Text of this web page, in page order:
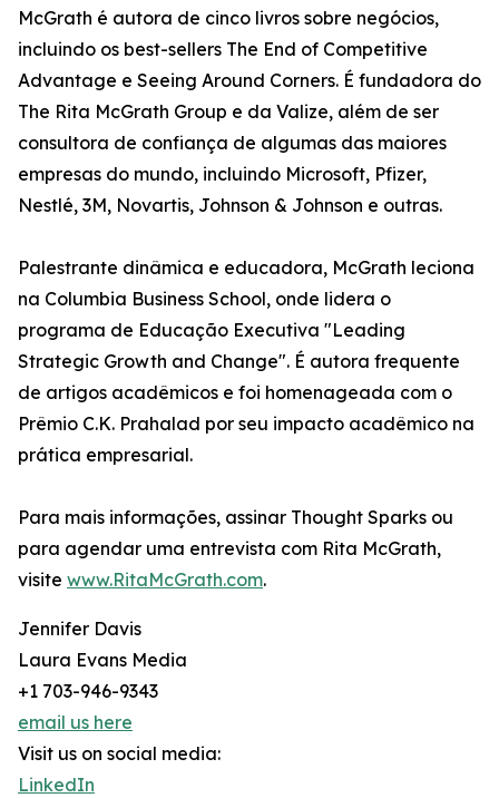
McGrath é autora de cinco livros sobre negócios,
incluindo os best-sellers The End of Competitive
Advantage e Seeing Around Corners. É fundadora do
The Rita McGrath Group e da Valize, além de ser
consultora de confiança de algumas das maiores
empresas do mundo, incluindo Microsoft, Pfizer,
Nestlé, 3M, Novartis, Johnson & Johnson e outras.
Palestrante dinâmica e educadora, McGrath leciona
na Columbia Business School, onde lidera o
programa de Educação Executiva "Leading
Strategic Growth and Change". É autora frequente
de artigos acadêmicos e foi homenageada com o
Prêmio C.K. Prahalad por seu impacto acadêmico na
prática empresarial.
Para mais informações, assinar Thought Sparks ou
para agendar uma entrevista com Rita McGrath,
visite www.RitaMcGrath.com.
Jennifer Davis
Laura Evans Media
+1 703-946-9343
email us here
Visit us on social media:
LinkedIn